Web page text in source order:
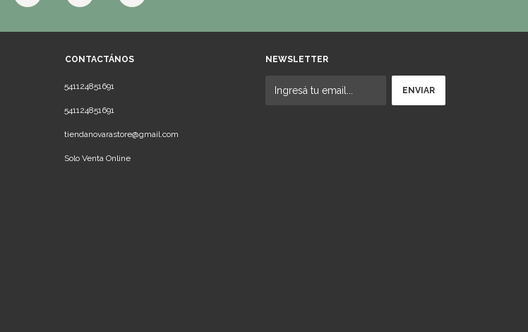
CONTACTÁNOS
541124851691
541124851691
tiendanovarastore@gmail.com
Solo Venta Online
NEWSLETTER